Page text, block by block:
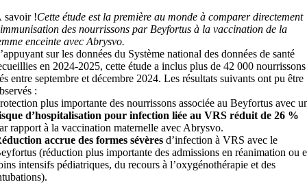
savoir !Cette étude est la première au monde à comparer directement
des nourrissons par Beyfortus à la vaccination de la
enceinte avec Abrysvo.
sur les données du Système national des données de santé
en 2024-2025, cette étude a inclus plus de 42 000 nourrissons
entre septembre et décembre 2024. Les résultats suivants ont pu être
:
plus importante des nourrissons associée au Beyfortus avec
d’hospitalisation pour infection liée au VRS réduit de 26 %
rapport à la vaccination maternelle avec Abrysvo.
accrue des formes sévèresd’infection à VRS avec le
(réduction plus importante des admissions en réanimation ou
intensifs pédiatriques, du recours à l’oxygénothérapie et des